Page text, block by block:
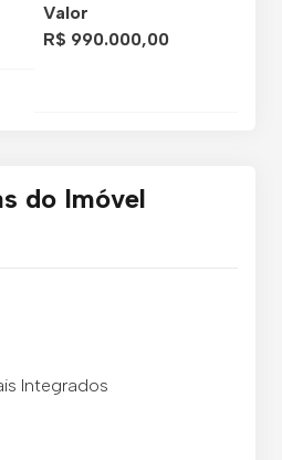
Valor
R$ 990.000,00
do Imóvel
Integrados